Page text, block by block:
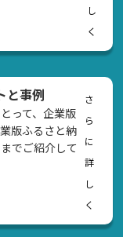
し
く
と事例
って、企業版
版ふるさと納
でご紹介して
さ
ら
に
詳
し
く